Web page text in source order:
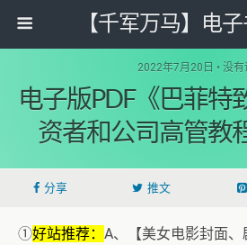
【千军万马】电
2022年7月20日 • 没有
电子版PDF《巴菲特
资者和公司高管教
分享 推文
①好站推荐： A、【美女电影封面